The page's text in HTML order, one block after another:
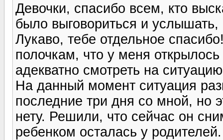
Девочки, спасибо всем, кто
было выговориться и
Лукаво, тебе отдельное
полочкам, что у меня
адекватно смотреть на
На данный момент ситуация
последние три дня со мной, но
нету. Решили, что сейчас он
ребенком осталась у родителей.